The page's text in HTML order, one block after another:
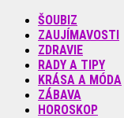
ŠOUBIZ
ZAUJÍMAVOSTI
ZDRAVIE
RADY A TIPY
KRÁSA A MÓDA
ZÁBAVA
HOROSKOP